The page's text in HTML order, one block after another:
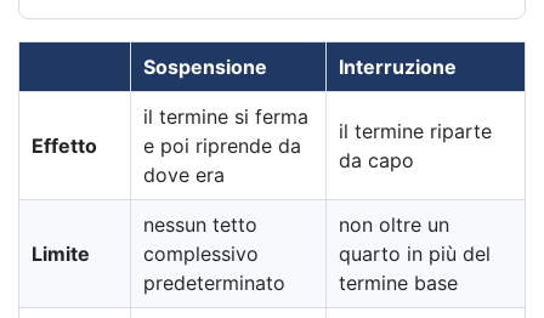
Sospensione Interruzione
Effetto
il termine si ferma
e poi riprende da
dove era
il termine riparte
da capo
Limite
nessun tetto
complessivo
predeterminato
non oltre un
quarto in più del
termine base